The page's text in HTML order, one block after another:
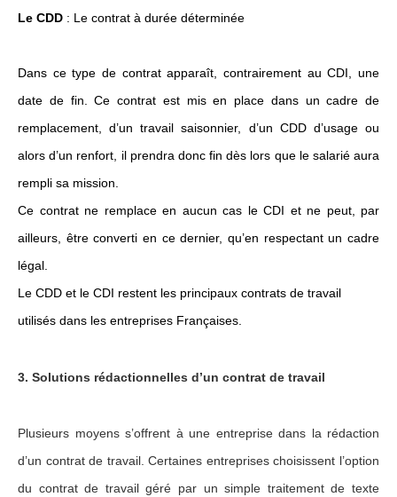
Le CDD : Le contrat à durée déterminée
Dans ce type de contrat apparaît, contrairement au CDI, une
date de fin. Ce contrat est mis en place dans un cadre de
remplacement, d’un travail saisonnier, d’un CDD d’usage ou
alors d’un renfort, il prendra donc fin dès lors que le salarié aura
rempli sa mission.
Ce contrat ne remplace en aucun cas le CDI et ne peut, par
ailleurs, être converti en ce dernier, qu’en respectant un cadre
légal.
Le CDD et le CDI restent les principaux contrats de travail
utilisés dans les entreprises Françaises.
3. Solutions rédactionnelles d’un contrat de travail
Plusieurs moyens s’offrent à une entreprise dans la rédaction
d’un contrat de travail. Certaines entreprises choisissent l’option
du contrat de travail géré par un simple traitement de texte